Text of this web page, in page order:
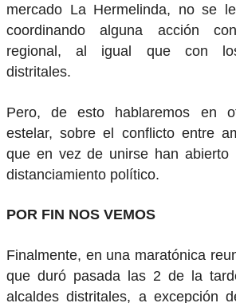
mercado La Hermelinda, no se
coordinando alguna acción
regional, al igual que con los
distritales.
Pero, de esto hablaremos en
estelar, sobre el conflicto entre
que en vez de unirse han abierto
distanciamiento político.
POR FIN NOS VEMOS
Finalmente, en una maratónica
que duró pasada las 2 de la
alcaldes distritales, a excepción